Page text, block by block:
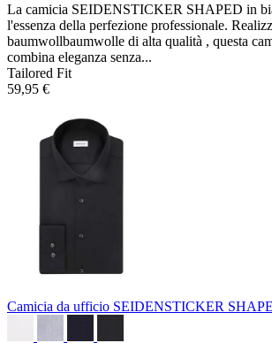
La camicia SEIDENSTICKER SHAPED in
l'essenza della perfezione professionale.
baumwollbaumwolle di alta qualità , questa
combina eleganza senza...
Tailored Fit
59,95 €
Camicia da ufficio SEIDENSTICKER